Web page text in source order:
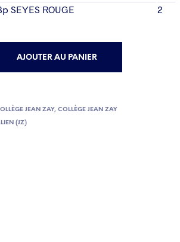
SEYES ROUGE 2
AJOUTER AU PANIER
JEAN ZAY,COLLÈGE JEAN ZAY
(JZ)